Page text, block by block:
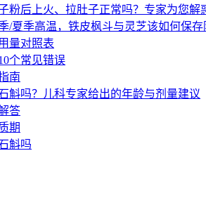
粉后上火、拉肚子正常吗？专家为您解
/夏季高温，铁皮枫斗与灵芝该如何保
量对照表
个常见错误
南
斛吗？儿科专家给出的年龄与剂量建议
答
期
斛吗